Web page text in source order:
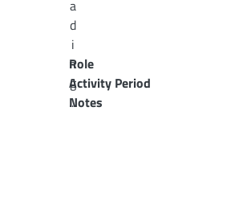
a
d
i
n
g
...
Role
Activity Period
Notes